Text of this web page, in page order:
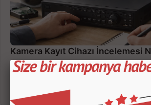
Kamera Kayıt Cihazı İncelemesi
Kamera kayıt cihazı incelemesi yaparken
çözünürlük, disk kapasitesi ve uzaktan
16 Temmuz 2026